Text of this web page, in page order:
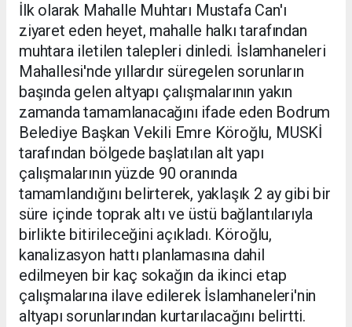
İlk olarak Mahalle Muhtarı Mustafa Can'ı
ziyaret eden heyet, mahalle halkı tarafından
muhtara iletilen talepleri dinledi. İslamhaneleri
Mahallesi'nde yıllardır süregelen sorunların
başında gelen altyapı çalışmalarının yakın
zamanda tamamlanacağını ifade eden Bodrum
Belediye Başkan Vekili Emre Köroğlu, MUSKİ
tarafından bölgede başlatılan alt yapı
çalışmalarının yüzde 90 oranında
tamamlandığını belirterek, yaklaşık 2 ay gibi bir
süre içinde toprak altı ve üstü bağlantılarıyla
birlikte bitirileceğini açıkladı. Köroğlu,
kanalizasyon hattı planlamasına dahil
edilmeyen bir kaç sokağın da ikinci etap
çalışmalarına ilave edilerek İslamhaneleri'nin
altyapı sorunlarından kurtarılacağını belirtti.